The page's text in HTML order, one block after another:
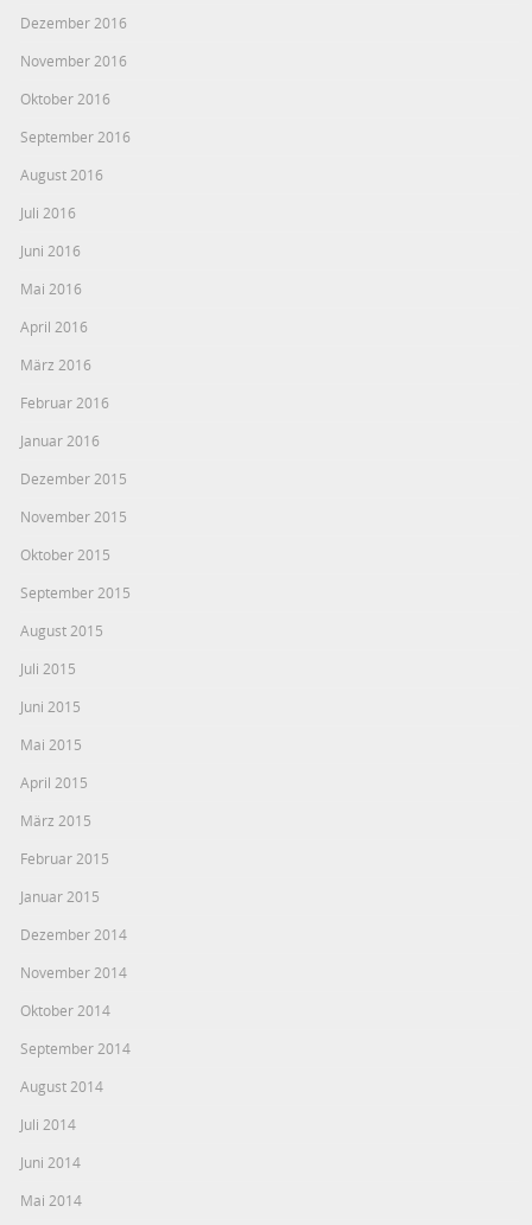
Dezember 2016
November 2016
Oktober 2016
September 2016
August 2016
Juli 2016
Juni 2016
Mai 2016
April 2016
März 2016
Februar 2016
Januar 2016
Dezember 2015
November 2015
Oktober 2015
September 2015
August 2015
Juli 2015
Juni 2015
Mai 2015
April 2015
März 2015
Februar 2015
Januar 2015
Dezember 2014
November 2014
Oktober 2014
September 2014
August 2014
Juli 2014
Juni 2014
Mai 2014